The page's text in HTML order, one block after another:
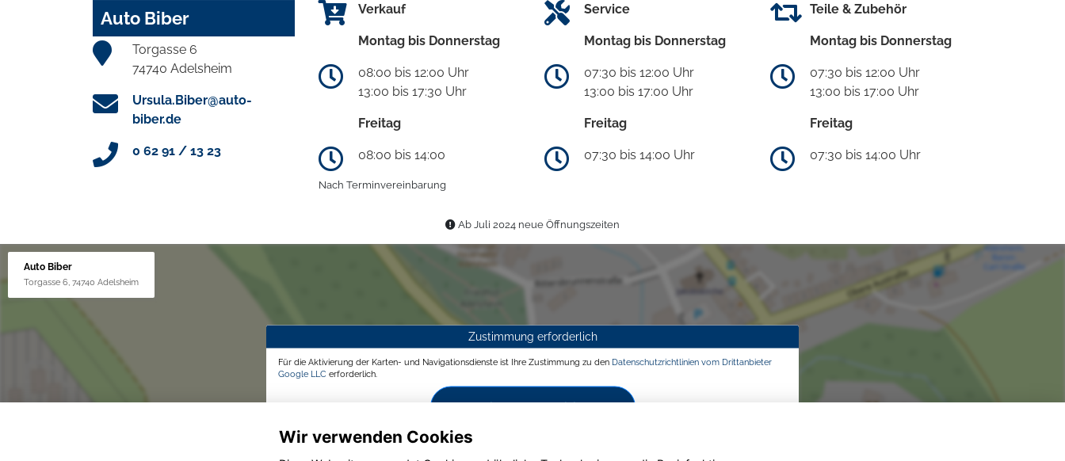
Auto Biber
Torgasse 6
74740 Adelsheim
Ursula.Biber@auto-
biber.de
0 62 91 / 13 23
Verkauf
Montag bis Donnerstag
08:00 bis 12:00 Uhr
13:00 bis 17:30 Uhr
Freitag
08:00 bis 14:00
Nach Terminvereinbarung
Service
Montag bis Donnerstag
07:30 bis 12:00 Uhr
13:00 bis 17:00 Uhr
Freitag
07:30 bis 14:00 Uhr
Teile & Zubehör
Montag bis Donnerstag
07:30 bis 12:00 Uhr
13:00 bis 17:00 Uhr
Freitag
07:30 bis 14:00 Uhr
Ab Juli 2024 neue Öffnungszeiten
Auto Biber
Torgasse 6, 74740 Adelsheim
Zustimmung erforderlich
Für die Aktivierung der Karten- und Navigationsdienste ist Ihre Zustimmung zu den Datenschutzrichtlinien vom Drittanbieter
Google LLC erforderlich.
Zustimmen und aktivieren
Wir verwenden Cookies